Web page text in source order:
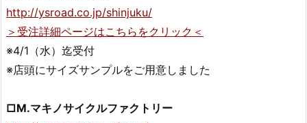
http://ysroad.co.jp/shinjuku/
＞受注詳細ページはこちらをクリック＜
※4/1（水）迄受付
※店頭にサイズサンプルをご用意しました
□M.マキノサイクルファクトリー